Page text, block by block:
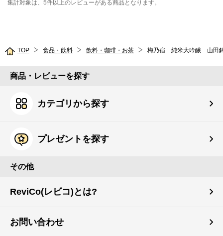
集計対象は、5件以上のレビューがある商品となります。
TOP 食品・飲料 飲料・珈琲・お茶 梅乃宿 純米大吟醸 山田
商品・レビューを探す
カテゴリから探す
プレゼントを探す
その他
ReviCo(レビコ)とは?
お問い合わせ